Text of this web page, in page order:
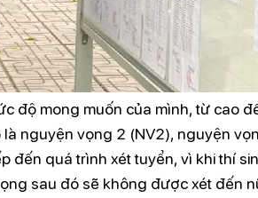
độ mong muốn của mình, từ cao
nguyện vọng 2 (NV2), nguyện
đến quá trình xét tuyển, vì khi thí
sau đó sẽ không được xét đến